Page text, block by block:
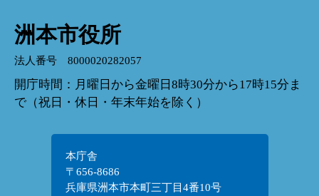
洲本市役所
法人番号 8000020282057
開庁時間：月曜日から金曜日8時30分から17時15分ま
で（祝日・休日・年末年始を除く）
本庁舎
〒656-8686
兵庫県洲本市本町三丁目4番10号